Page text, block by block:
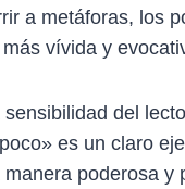
a metáforas, los
vívida y
del
es un claro
poderosa y